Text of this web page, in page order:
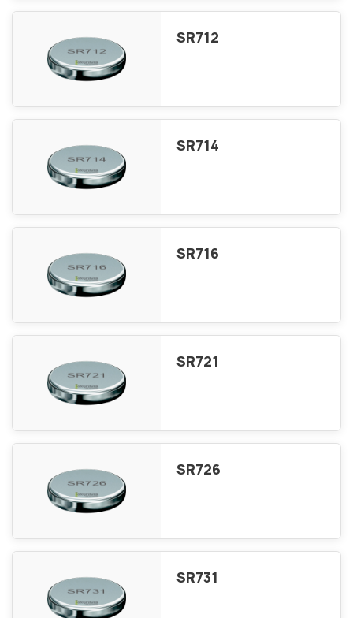
SR712
SR714
SR716
SR721
SR726
SR731